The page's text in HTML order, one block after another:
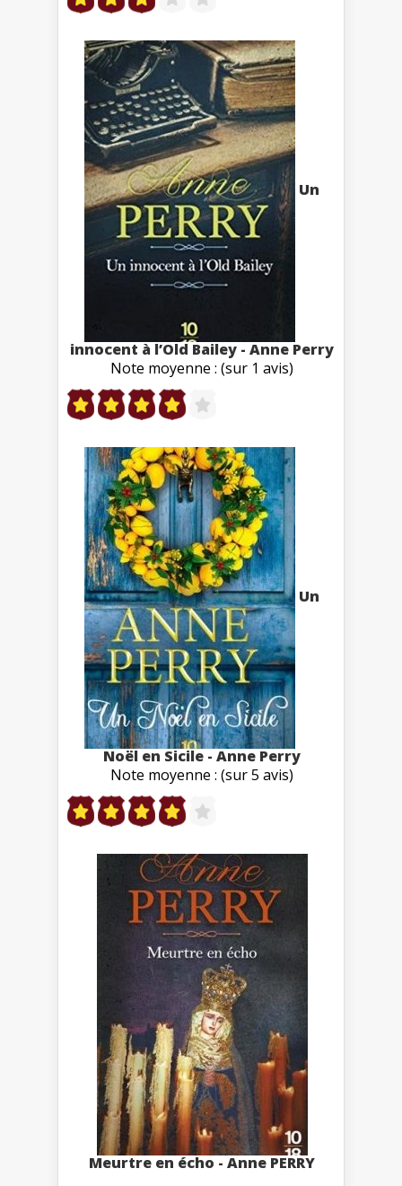
Un
innocent à l’Old Bailey - Anne Perry
Note moyenne : (sur 1 avis)
Un
Noël en Sicile - Anne Perry
Note moyenne : (sur 5 avis)
Meurtre en écho - Anne PERRY